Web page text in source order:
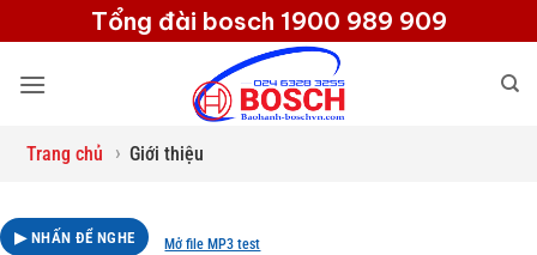
qua
nội
Tổng đài bosch 1900 989 909
Trang chủ › Giới thiệu
▶ NHẤN ĐỂ NGHE Mở file MP3 test